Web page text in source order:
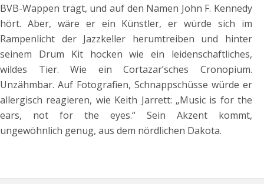
BVB-Wappen trägt, und auf den Namen John F. Kennedy
hört. Aber, wäre er ein Künstler, er würde sich im
Rampenlicht der Jazzkeller herumtreiben und hinter
seinem Drum Kit hocken wie ein leidenschaftliches,
wildes Tier. Wie ein Cortazar’sches Cronopium.
Unzähmbar. Auf Fotografien, Schnappschüsse würde er
allergisch reagieren, wie Keith Jarrett: „Music is for the
ears, not for the eyes.“ Sein Akzent kommt,
ungewöhnlich genug, aus dem nördlichen Dakota.